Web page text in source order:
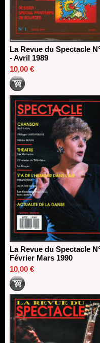
La Revue du Spectacle
- Avril 1989
10,00 €
La Revue du Spectacle
Février Mars 1990
10,00 €